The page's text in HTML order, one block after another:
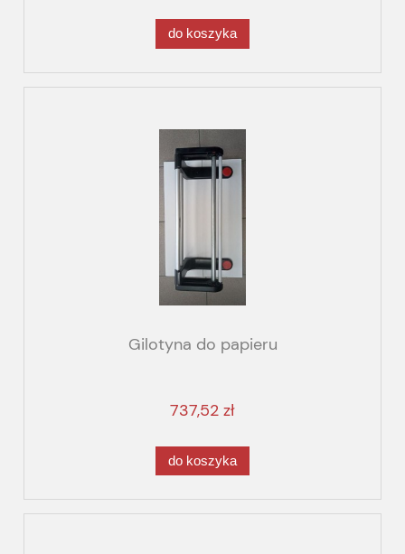
do koszyka
Gilotyna do papieru
737,52 zł
do koszyka